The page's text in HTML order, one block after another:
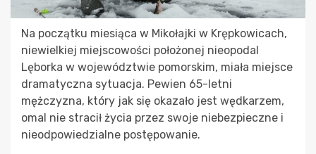
Na początku miesiąca w Mikołajki w Krępkowicach,
niewielkiej miejscowości położonej nieopodal
Lęborka w województwie pomorskim, miała miejsce
dramatyczna sytuacja. Pewien 65-letni
mężczyzna, który jak się okazało jest wędkarzem,
omal nie stracił życia przez swoje niebezpieczne i
nieodpowiedzialne postępowanie.